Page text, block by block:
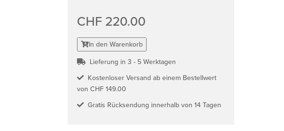
CHF 220.00
In den Warenkorb
Lieferung in 3 - 5 Werktagen
Kostenloser Versand ab einem Bestellwert
von CHF 149.00
Gratis Rücksendung innerhalb von 14 Tagen